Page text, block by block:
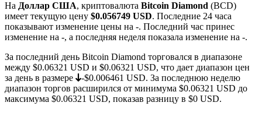
На Доллар США, криптовалюта Bitcoin Diamond (BCD)
имеет текущую цену $0.056749 USD. Последние 24 часа
показывают изменение цены на -. Последний час принес
изменение на -, а последняя неделя показала изменение на -.
За последний день Bitcoin Diamond торговался в диапазоне
между $0.06321 USD и $0.06321 USD, что дает диапазон цен
за день в размере
-$0.006461 USD. За последнюю неделю
диапазон торгов расширился от минимума $0.06321 USD до
максимума $0.06321 USD, показав разницу в $0 USD.